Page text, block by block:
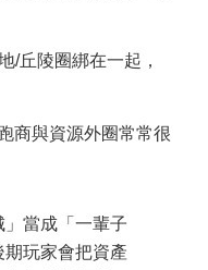
/丘陵圈綁在一起，
商與資源外圈常常很
當成「一輩子
玩家會把資產